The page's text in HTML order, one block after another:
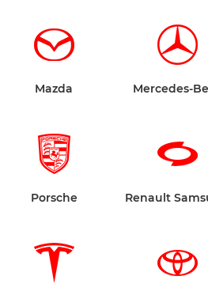
Mazda Mercedes-
Porsche Renault